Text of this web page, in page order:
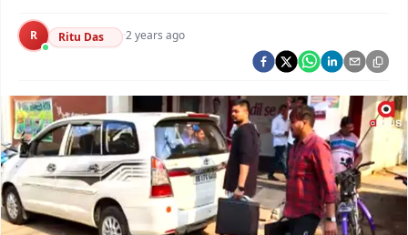
Argus Swaad Odisha
Argus Chalo Dekhein Apna Desh
R Ritu Das ·2 years ago